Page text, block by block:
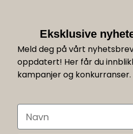
Eksklusive
Meld deg på vårt
oppdatert! Her får du
kampanjer og konkurranser.
Navn